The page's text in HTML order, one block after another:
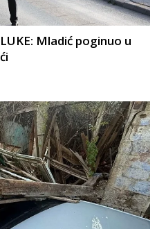
LUKE: Mladić poginuo u